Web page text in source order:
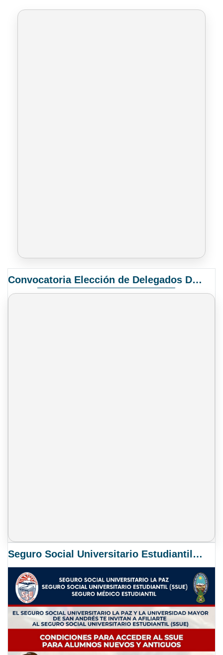
Convocatoria Elección de Delegados Docentes para el XIV Congreso Nacional de Universidades
Seguro Social Universitario Estudiantil SSUE